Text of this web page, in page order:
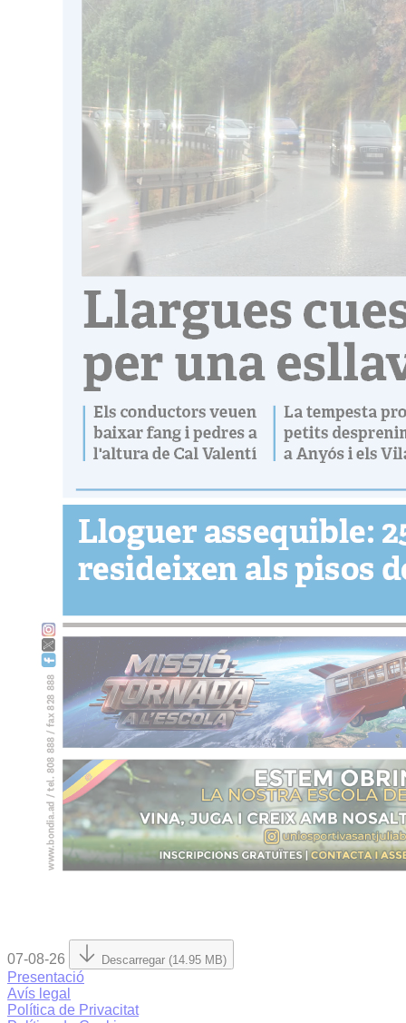
07-08-26 Descarregar (14.95 MB)
Presentació
Avís legal
Política de Privacitat